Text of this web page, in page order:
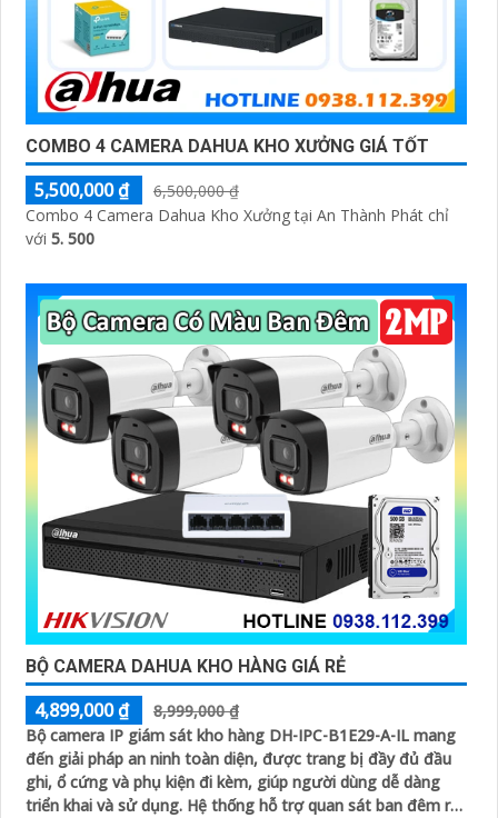
COMBO 4 CAMERA DAHUA KHO XƯỞNG GIÁ TỐT
5,500,000 ₫
6,500,000 ₫
Combo 4 Camera Dahua Kho Xưởng tại An Thành Phát chỉ
với 5. 500
BỘ CAMERA DAHUA KHO HÀNG GIÁ RẺ
4,899,000 ₫
8,999,000 ₫
Bộ camera IP giám sát kho hàng DH-IPC-B1E29-A-IL mang
đến giải pháp an ninh toàn diện, được trang bị đầy đủ đầu
ghi, ổ cứng và phụ kiện đi kèm, giúp người dùng dễ dàng
triển khai và sử dụng. Hệ thống hỗ trợ quan sát ban đêm rõ